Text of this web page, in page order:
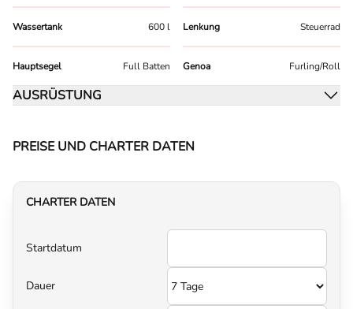
Wassertank 600 l Lenkung Steuerrad
Hauptsegel Full Batten Genoa Furling/Roll
AUSRÜSTUNG
PREISE UND CHARTER DATEN
CHARTER DATEN
Startdatum
Dauer